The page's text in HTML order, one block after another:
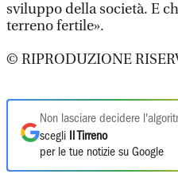
sviluppo della società. E
terreno fertile».
© RIPRODUZIONE
Non lasciare decidere
scegli
Il Tirreno
per le tue notizie su Google